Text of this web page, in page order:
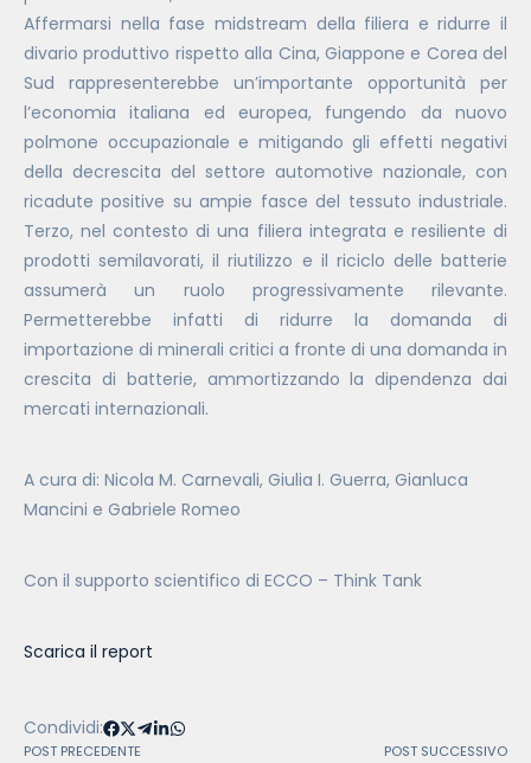
Affermarsi nella fase midstream della filiera e ridurre il
divario produttivo rispetto alla Cina, Giappone e Corea del
Sud rappresenterebbe un’importante opportunità per
l’economia italiana ed europea, fungendo da nuovo
polmone occupazionale e mitigando gli effetti negativi
della decrescita del settore automotive nazionale, con
ricadute positive su ampie fasce del tessuto industriale.
Terzo, nel contesto di una filiera integrata e resiliente di
prodotti semilavorati, il riutilizzo e il riciclo delle batterie
assumerà un ruolo progressivamente rilevante.
Permetterebbe infatti di ridurre la domanda di
importazione di minerali critici a fronte di una domanda in
crescita di batterie, ammortizzando la dipendenza dai
mercati internazionali.
A cura di: Nicola M. Carnevali, Giulia I. Guerra, Gianluca
Mancini e Gabriele Romeo
Con il supporto scientifico di ECCO – Think Tank
Scarica il report
Condividi:
POST PRECEDENTE POST SUCCESSIVO